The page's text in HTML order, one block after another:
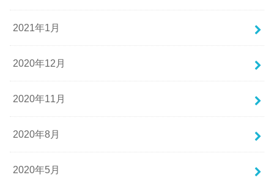
2021年1月
2020年12月
2020年11月
2020年8月
2020年5月